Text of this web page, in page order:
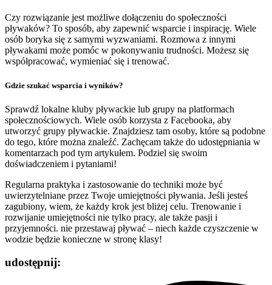
Czy rozwiązanie jest możliwe dołączeniu do społeczności
pływaków? To sposób, aby zapewnić wsparcie i inspirację. Wiele
osób boryka się z samymi wyzwaniami. Rozmowa z innymi
pływakami może pomóc w pokonywaniu trudności. Możesz się
współpracować, wymieniać się i trenować.
Gdzie szukać wsparcia i wyników?
Sprawdź lokalne kluby pływackie lub grupy na platformach
społecznościowych. Wiele osób korzysta z Facebooka, aby
utworzyć grupy pływackie. Znajdziesz tam osoby, które są podobne
do tego, które można znaleźć. Zachęcam także do udostępniania w
komentarzach pod tym artykułem. Podziel się swoim
doświadczeniem i pytaniami!
Regularna praktyka i zastosowanie do techniki może być
uwierzytelniane przez Twoje umiejętności pływania. Jeśli jesteś
zagubiony, wiem, że każdy krok jest bliżej celu. Trenowanie i
rozwijanie umiejętności nie tylko pracy, ale także pasji i
przyjemności. nie przestawaj pływać – niech każde czyszczenie w
wodzie będzie konieczne w stronę klasy!
udostępnij: